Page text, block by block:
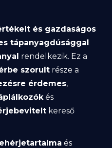
és gazdaságos
tápanyagdúsággal
rendelkezik. Ez a
szorult része a
érdemes,
és
kereső
és